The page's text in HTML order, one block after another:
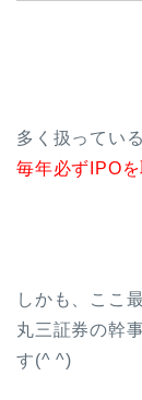
多く扱ってい
毎年必ずIPO
しかも、ここ
丸三証券の幹
す(^ ^)